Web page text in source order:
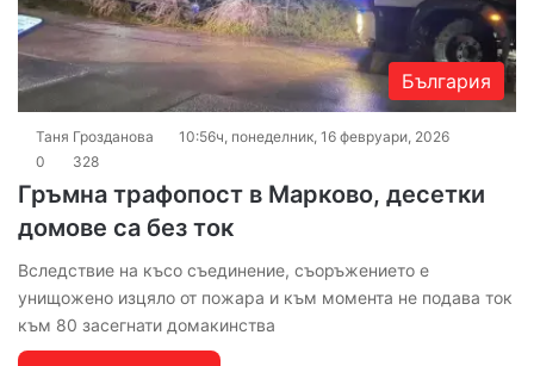
България
Таня Грозданова
10:56ч, понеделник, 16 февруари, 2026
0
328
Гръмна трафопост в Марково, десетки
домове са без ток
Вследствие на късо съединение, съоръжението е
унищожено изцяло от пожара и към момента не подава ток
към 80 засегнати домакинства